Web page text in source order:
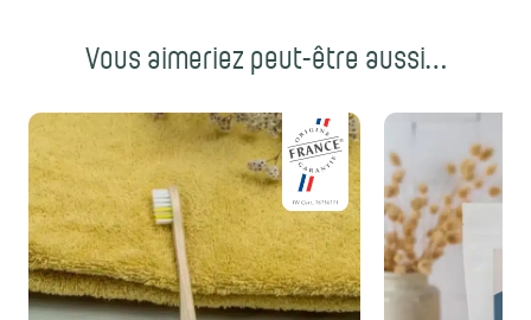
Vous aimeriez peut-être aussi…